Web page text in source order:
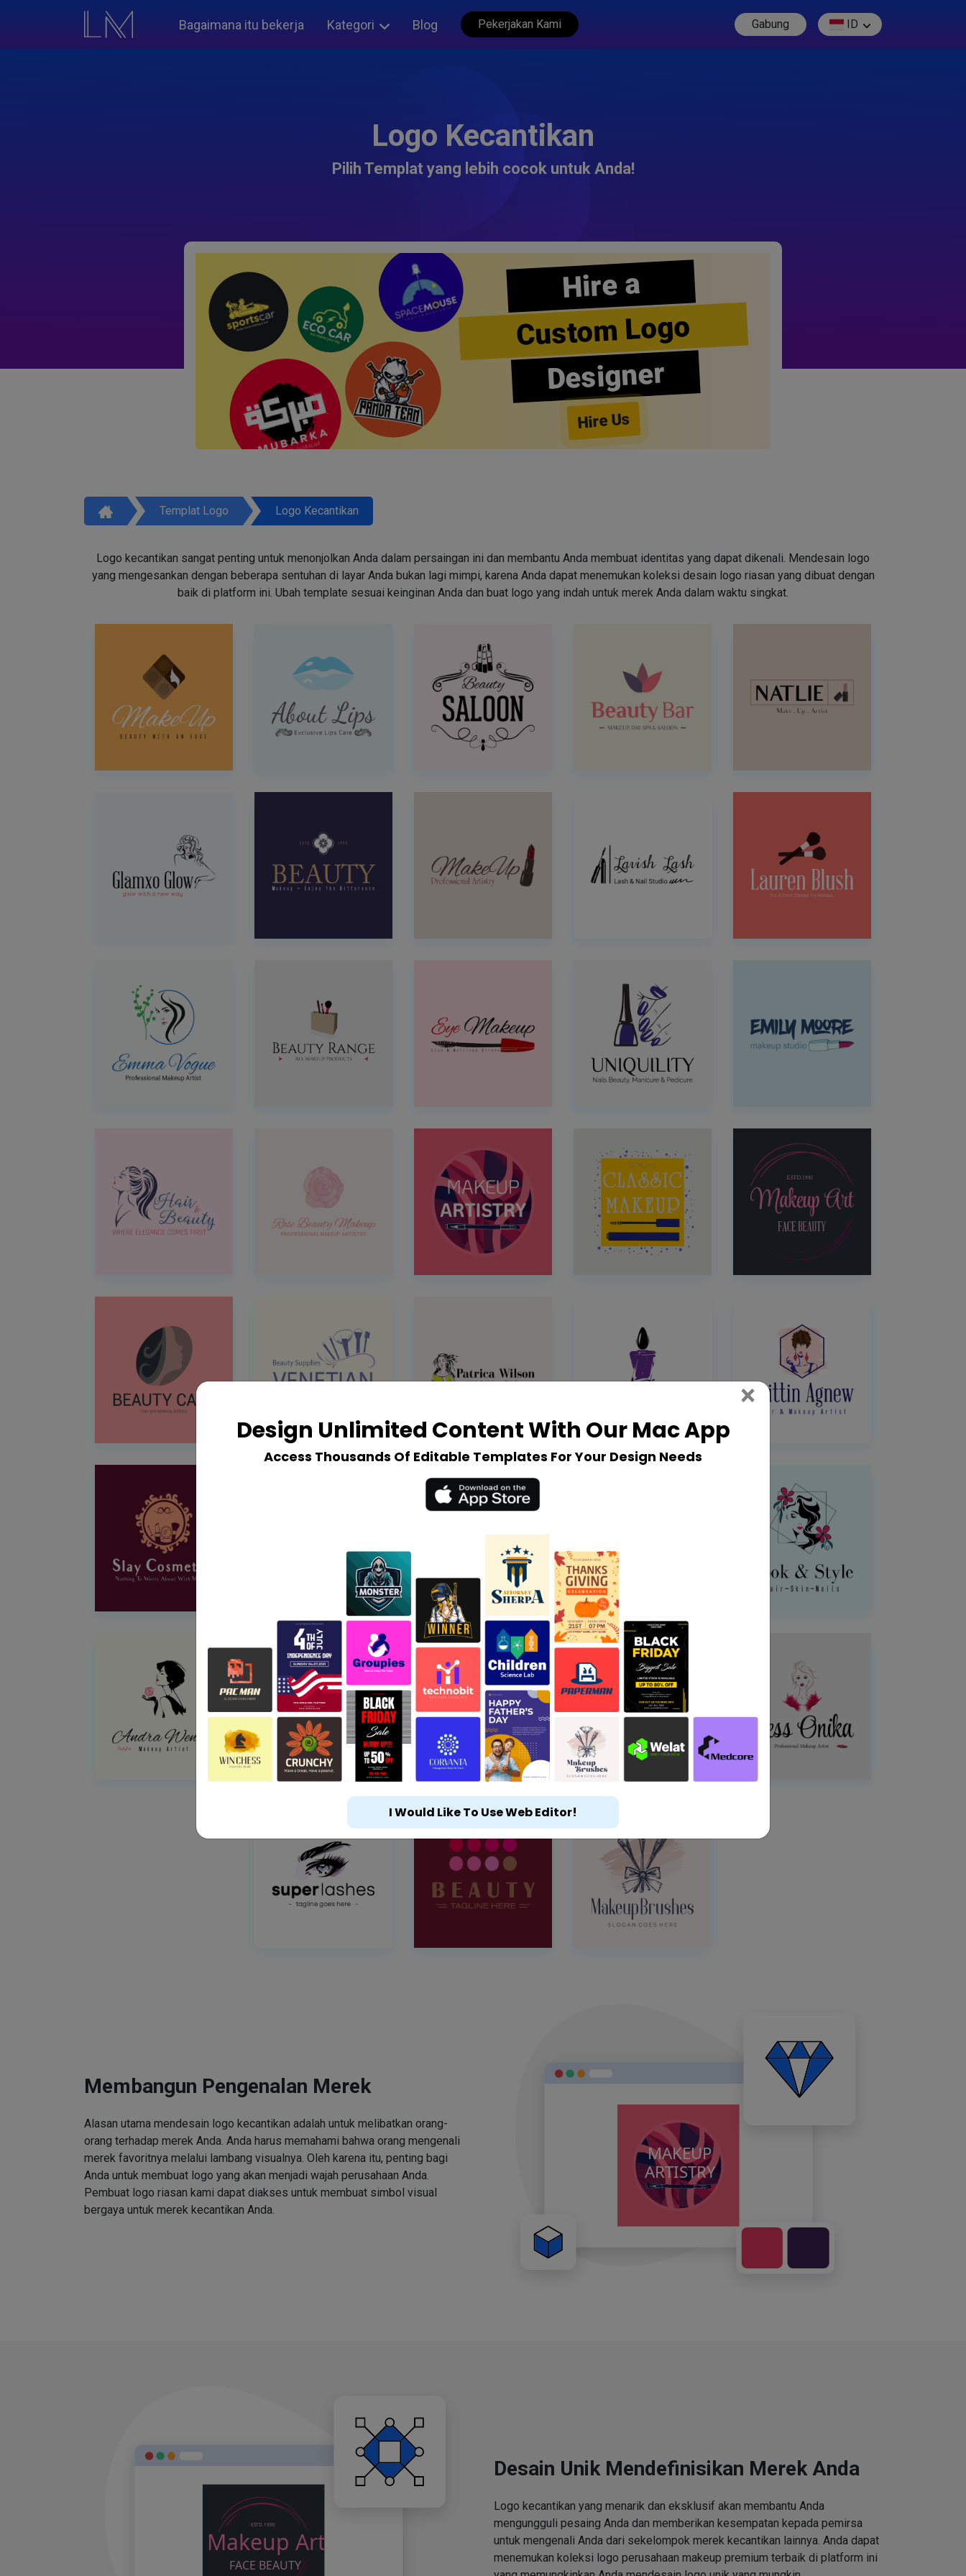
Bagaimana itu bekerja Kategori Blog Pekerjakan Kami Gabung ID
Logo Kecantikan
Pilih Templat yang lebih cocok untuk Anda!
Hire a
Custom Logo
Designer
Hire Us
Templat Logo Logo Kecantikan
Logo kecantikan sangat penting untuk menonjolkan Anda dalam persaingan ini dan membantu Anda membuat identitas yang dapat dikenali. Mendesain logo
yang mengesankan dengan beberapa sentuhan di layar Anda bukan lagi mimpi, karena Anda dapat menemukan koleksi desain logo riasan yang dibuat dengan
baik di platform ini. Ubah template sesuai keinginan Anda dan buat logo yang indah untuk merek Anda dalam waktu singkat.
Membangun Pengenalan Merek
Alasan utama mendesain logo kecantikan adalah untuk melibatkan orang-
orang terhadap merek Anda. Anda harus memahami bahwa orang mengenali
merek favoritnya melalui lambang visualnya. Oleh karena itu, penting bagi
Anda untuk membuat logo yang akan menjadi wajah perusahaan Anda.
Pembuat logo riasan kami dapat diakses untuk membuat simbol visual
bergaya untuk merek kecantikan Anda.
Desain Unik Mendefinisikan Merek Anda
Logo kecantikan yang menarik dan eksklusif akan membantu Anda
mengungguli pesaing Anda dan memberikan kesempatan kepada pemirsa
untuk mengenali Anda dari sekelompok merek kecantikan lainnya. Anda dapat
menemukan koleksi logo perusahaan makeup premium terbaik di platform ini
Design Unlimited Content With Our Mac App
Access Thousands Of Editable Templates For Your Design Needs
× Close
I Would Like To Use Web Editor!